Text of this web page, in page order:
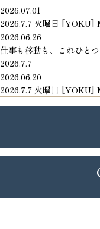
2026.07.01
2026.7.7 火曜日 [YOKU]
2026.06.26
仕事も移動も、これひと
2026.7.7
2026.06.20
2026.7.7 火曜日 [YOKU]